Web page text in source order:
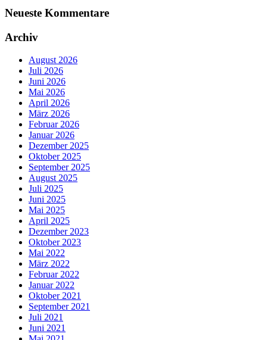
Neueste Kommentare
Archiv
August 2026
Juli 2026
Juni 2026
Mai 2026
April 2026
März 2026
Februar 2026
Januar 2026
Dezember 2025
Oktober 2025
September 2025
August 2025
Juli 2025
Juni 2025
Mai 2025
April 2025
Dezember 2023
Oktober 2023
Mai 2022
März 2022
Februar 2022
Januar 2022
Oktober 2021
September 2021
Juli 2021
Juni 2021